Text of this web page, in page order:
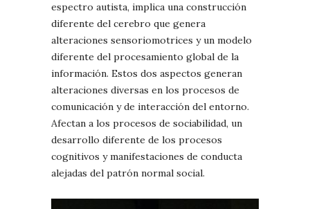
espectro autista, implica una construcción
diferente del cerebro que genera
alteraciones sensoriomotrices y un modelo
diferente del procesamiento global de la
información. Estos dos aspectos generan
alteraciones diversas en los procesos de
comunicación y de interacción del entorno.
Afectan a los procesos de sociabilidad, un
desarrollo diferente de los procesos
cognitivos y manifestaciones de conducta
alejadas del patrón normal social.